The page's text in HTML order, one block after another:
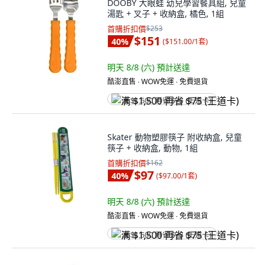
DOOBY 大眼蛙 幼兒學習餐具組, 兒童
湯匙 + 叉子 + 收納盒, 橘色, 1組
首購折扣價$253
40% $151 ($151.00/1套)
明天 8/8 (六) 預計送達
酷澎直售 ∙ WOW免運 ∙ 免費退貨
满 $1,500 再省 $75 (王道卡)
Skater 動物塑膠筷子 附收納盒, 兒童
筷子 + 收納盒, 動物, 1組
首購折扣價$162
40% $97 ($97.00/1套)
明天 8/8 (六) 預計送達
酷澎直售 ∙ WOW免運 ∙ 免費退貨
满 $1,500 再省 $75 (王道卡)